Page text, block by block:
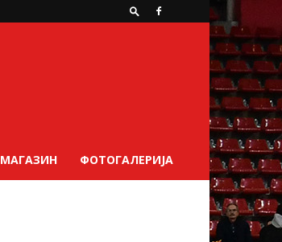
МАГАЗИН ФОТОГАЛЕРИЈА